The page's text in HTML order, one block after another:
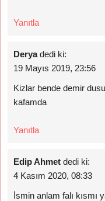
Yanıtla
Derya dedi ki:
19 Mayıs 2019, 23:56
Kizlar bende demir
kafamda
Yanıtla
Edip Ahmet dedi ki:
4 Kasım 2020, 08:33
İsmin anlam falı kısmı